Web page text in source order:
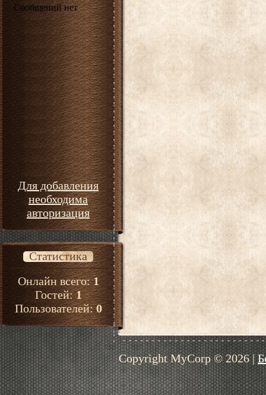
Для добавления
необходима
авторизация
Статистика
Онлайн всего:1
Гостей:1
Пользователей:0
Copyright MyCorp © 2026|